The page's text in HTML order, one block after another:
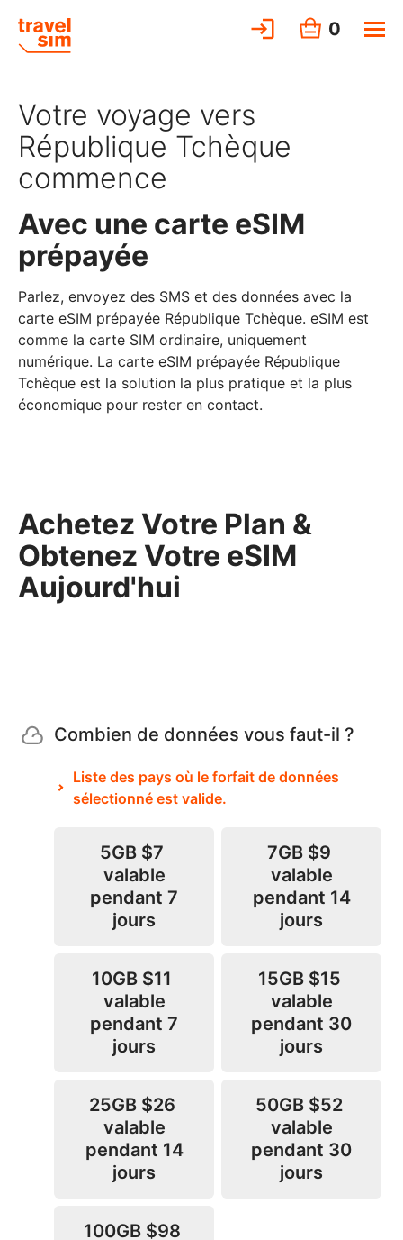
0
Votre voyage vers
République Tchèque
commence
Avec une carte eSIM
prépayée
Parlez, envoyez des SMS et des données avec la
carte eSIM prépayée République Tchèque. eSIM est
comme la carte SIM ordinaire, uniquement
numérique. La carte eSIM prépayée République
Tchèque est la solution la plus pratique et la plus
économique pour rester en contact.
Achetez Votre Plan &
Obtenez Votre eSIM
Aujourd'hui
Combien de données vous faut-il ?
Liste des pays où le forfait de données
sélectionné est valide.
5GB $7
valable
pendant 7
jours
7GB $9
valable
pendant 14
jours
10GB $11
valable
pendant 7
jours
15GB $15
valable
pendant 30
jours
25GB $26
valable
pendant 14
jours
50GB $52
valable
pendant 30
jours
100GB $98